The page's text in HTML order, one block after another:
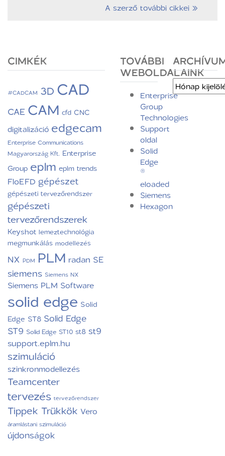
A szerző további cikkei »
CIMKÉK
#CADCAM 3DCAD
CAE CAM cfd CNC
digitalizáció edgecam
Enterprise Communications
Magyarország Kft. Enterprise
Group eplm eplm trends
FloEFD gépészet
gépészeti tervezőrendszer
gépészeti
tervezőrendszerek
Keyshot lemeztechnológia
megmunkálás modellezés
NX PDM PLM radan SE
siemens Siemens NX
Siemens PLM Software
solid edge Solid
Edge ST8 Solid Edge
ST9 Solid Edge ST10 st8 st9
support.eplm.hu
szimuláció
szinkronmodellezés
Teamcenter
tervezés tervezőrendszer
Tippek Trükkök Vero
áramlástani szimuláció
újdonságok
TOVÁBBI
WEBOLDALAINK
Enterprise
Group
Technologies
Support
oldal
Solid
Edge
®
eloaded
Siemens
Hexagon
Archívum